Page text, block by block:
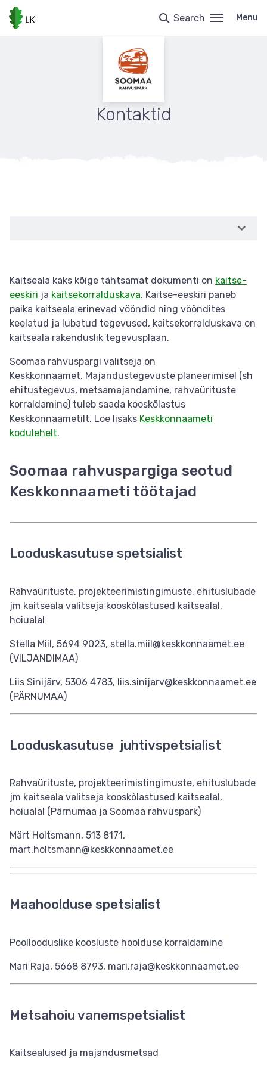
Skip
to
main
Search Menu
Kontaktid
Kaitseala kaks kõige tähtsamat dokumenti on kaitse-
eeskiri ja kaitsekorralduskava. Kaitse-eeskiri paneb
paika kaitseala erinevad vööndid ning vööndites
keelatud ja lubatud tegevused, kaitsekorralduskava on
kaitseala rakenduslik tegevusplaan.
Soomaa rahvuspargi valitseja on
Keskkonnaamet. Majandustegevuste planeerimisel (sh
ehitustegevus, metsamajandamine, rahvaürituste
korraldamine) tuleb saada kooskõlastus
Keskkonnaametilt. Loe lisaks Keskkonnaameti
kodulehelt.
Soomaa rahvuspargiga seotud
Keskkonnaameti töötajad
Looduskasutuse spetsialist
Rahvaürituste, projekteerimistingimuste, ehituslubade
jm kaitseala valitseja kooskõlastused kaitsealal,
hoiualal
Stella Miil, 5694 9023, stella.miil@keskkonnaamet.ee
(VILJANDIMAA)
Liis Sinijärv, 5306 4783, liis.sinijarv@keskkonnaamet.ee
(PÄRNUMAA)
Looduskasutuse juhtivspetsialist
Rahvaürituste, projekteerimistingimuste, ehituslubade
jm kaitseala valitseja kooskõlastused kaitsealal,
hoiualal (Pärnumaa ja Soomaa rahvuspark)
Märt Holtsmann, 513 8171,
mart.holtsmann@keskkonnaamet.ee
Maahoolduse spetsialist
Poollooduslike koosluste hoolduse korraldamine
Mari Raja, 5668 8793, mari.raja@keskkonnaamet.ee
Metsahoiu vanemspetsialist
Kaitsealused ja majandusmetsad